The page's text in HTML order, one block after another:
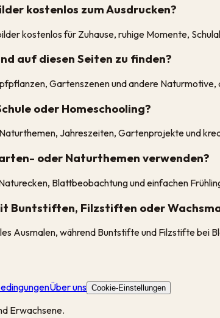
kostenlos zum Ausdrucken?
kostenlos für Zuhause, ruhige Momente,
auf diesen Seiten zu finden?
Gartenszenen und andere Naturmotive,
oder Homeschooling?
Jahreszeiten, Gartenprojekte und
oder Naturthemen verwenden?
Blattbeobachtung und einfachen
Buntstiften, Filzstiften oder
Ausmalen, während Buntstifte und Filzstifte bei
Über uns Cookie-Einstellungen
Erwachsene.